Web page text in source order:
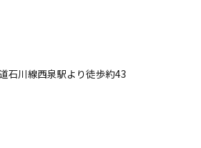
石川線西泉駅より徒歩約43